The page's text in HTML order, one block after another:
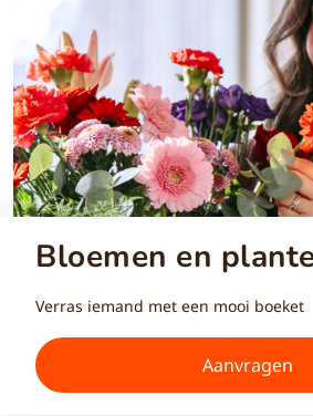
Bloemen en
Verras iemand met een mooi boeket
Aanvragen